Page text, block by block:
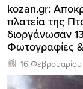
kozan.gr:
πλατεία της
διοργάνωσαν
Φωτογραφίες &
16